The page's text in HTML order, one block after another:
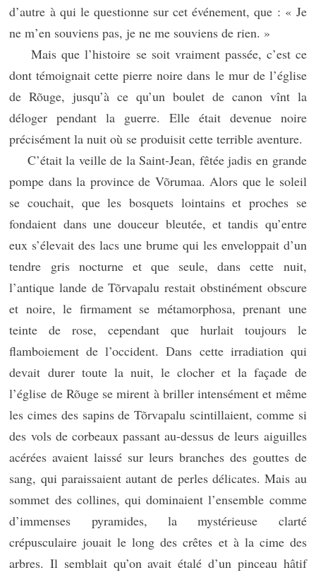
d’autre à qui le questionne sur cet événement, que : « Je
ne m’en souviens pas, je ne me souviens de rien. »
Mais que l’histoire se soit vraiment passée, c’est ce
dont témoignait cette pierre noire dans le mur de l’église
de Rõuge, jusqu’à ce qu’un boulet de canon vînt la
déloger pendant la guerre. Elle était devenue noire
précisément la nuit où se produisit cette terrible aventure.
C’était la veille de la Saint-Jean, fêtée jadis en grande
pompe dans la province de Võrumaa. Alors que le soleil
se couchait, que les bosquets lointains et proches se
fondaient dans une douceur bleutée, et tandis qu’entre
eux s’élevait des lacs une brume qui les enveloppait d’un
tendre gris nocturne et que seule, dans cette nuit,
l’antique lande de Tõrvapalu restait obstinément obscure
et noire, le firmament se métamorphosa, prenant une
teinte de rose, cependant que hurlait toujours le
flamboiement de l’occident. Dans cette irradiation qui
devait durer toute la nuit, le clocher et la façade de
l’église de Rõuge se mirent à briller intensément et même
les cimes des sapins de Tõrvapalu scintillaient, comme si
des vols de corbeaux passant au-dessus de leurs aiguilles
acérées avaient laissé sur leurs branches des gouttes de
sang, qui paraissaient autant de perles délicates. Mais au
sommet des collines, qui dominaient l’ensemble comme
d’immenses pyramides, la mystérieuse clarté
crépusculaire jouait le long des crêtes et à la cime des
arbres. Il semblait qu’on avait étalé d’un pinceau hâtif